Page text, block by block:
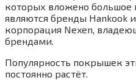
которых вложено большое
являются бренды Hankook
корпорация Nexen,
брендами.
Популярность покрышек
постоянно растёт.